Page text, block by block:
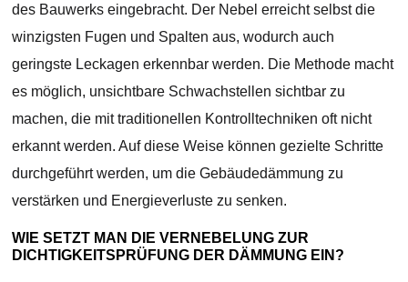
des Bauwerks eingebracht. Der Nebel erreicht selbst die
winzigsten Fugen und Spalten aus, wodurch auch
geringste Leckagen erkennbar werden. Die Methode macht
es möglich, unsichtbare Schwachstellen sichtbar zu
machen, die mit traditionellen Kontrolltechniken oft nicht
erkannt werden. Auf diese Weise können gezielte Schritte
durchgeführt werden, um die Gebäudedämmung zu
verstärken und Energieverluste zu senken.
WIE SETZT MAN DIE VERNEBELUNG ZUR
DICHTIGKEITSPRÜFUNG DER DÄMMUNG EIN?